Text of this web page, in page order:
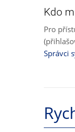
Kdo
Pro
Správci